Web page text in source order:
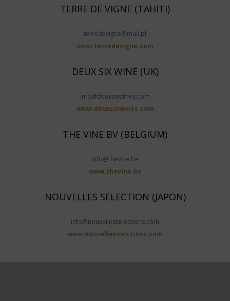
TERRE DE VIGNE (TAHITI)
terredevigne@mail.pf
www.terredevigne.com
DEUX SIX WINE (UK)
info@deuxsixwines.com
www.deuxsixwines.com
THE VINE BV (BELGIUM)
info@thevine.be
www.thevine.be
NOUVELLES SELECTION (JAPON)
info@nouvellesselections.com
www.nouvellesselctions.com